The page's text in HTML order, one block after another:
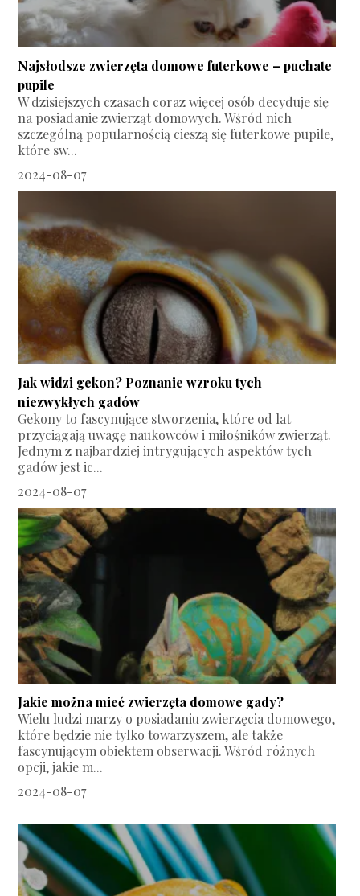
Najsłodsze zwierzęta domowe futerkowe – puchate
pupile
W dzisiejszych czasach coraz więcej osób decyduje się
na posiadanie zwierząt domowych. Wśród nich
szczególną popularnością cieszą się futerkowe pupile,
które sw...
2024-08-07
Jak widzi gekon? Poznanie wzroku tych
niezwykłych gadów
Gekony to fascynujące stworzenia, które od lat
przyciągają uwagę naukowców i miłośników zwierząt.
Jednym z najbardziej intrygujących aspektów tych
gadów jest ic...
2024-08-07
Jakie można mieć zwierzęta domowe gady?
Wielu ludzi marzy o posiadaniu zwierzęcia domowego,
które będzie nie tylko towarzyszem, ale także
fascynującym obiektem obserwacji. Wśród różnych
opcji, jakie m...
2024-08-07